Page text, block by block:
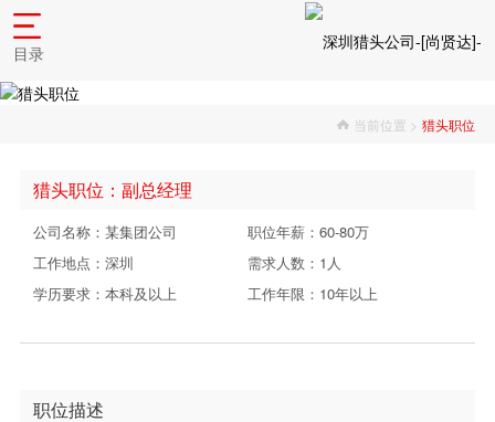
目录
当前位置 > 猎头职位
猎头职位：副总经理
公司名称：某集团公司
职位年薪：60-80万
工作地点：深圳
需求人数：1人
学历要求：本科及以上
工作年限：10年以上
职位描述